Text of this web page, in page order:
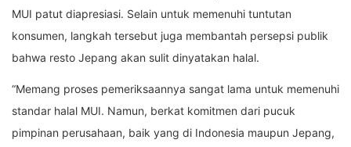
MUI patut diapresiasi. Selain untuk memenuhi tuntutan
konsumen, langkah tersebut juga membantah persepsi publik
bahwa resto Jepang akan sulit dinyatakan halal.
“Memang proses pemeriksaannya sangat lama untuk memenuhi
standar halal MUI. Namun, berkat komitmen dari pucuk
pimpinan perusahaan, baik yang di Indonesia maupun Jepang,